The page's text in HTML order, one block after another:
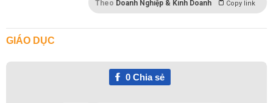
Theo Doanh Nghiệp & Kinh Doanh Copy link
GIÁO DỤC
0Chia sẻ